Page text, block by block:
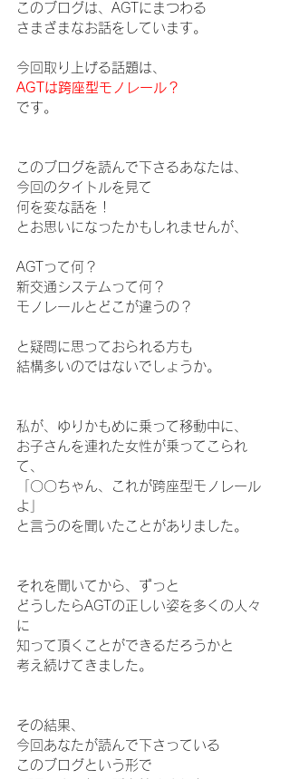
このブログは、AGTにまつわる
さまざまなお話をしています。
今回取り上げる話題は、
AGTは跨座型モノレール？
です。
このブログを読んで下さるあなたは、
今回のタイトルを見て
何を変な話を！
とお思いになったかもしれませんが、
AGTって何？
新交通システムって何？
モノレールとどこが違うの？
と疑問に思っておられる方も
結構多いのではないでしょうか。
私が、ゆりかもめに乗って移動中に、
お子さんを連れた女性が乗ってこられ
て、
「〇〇ちゃん、これが跨座型モノレール
よ」
と言うのを聞いたことがありました。
それを聞いてから、ずっと
どうしたらAGTの正しい姿を多くの人々
に
知って頂くことができるだろうかと
考え続けてきました。
その結果、
今回あなたが読んで下さっている
このブログという形で